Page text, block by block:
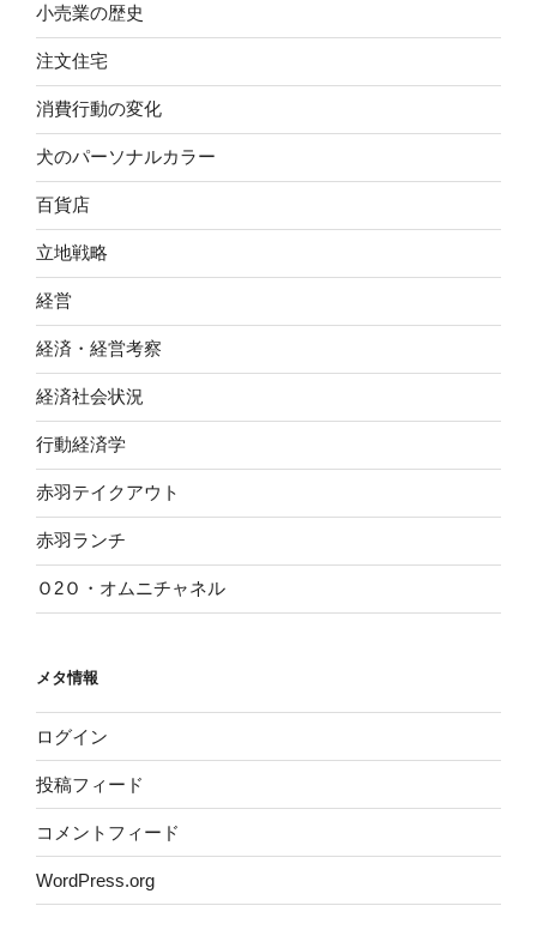
小売業の歴史
注文住宅
消費行動の変化
犬のパーソナルカラー
百貨店
立地戦略
経営
経済・経営考察
経済社会状況
行動経済学
赤羽テイクアウト
赤羽ランチ
Ｏ2Ｏ・オムニチャネル
メタ情報
ログイン
投稿フィード
コメントフィード
WordPress.org